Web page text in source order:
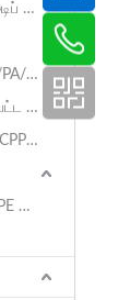
PP தட்டுகளுக்கான PET/PE மூடிப் படலம்
PP தட்டுகளுக்கான AlOx PET/PA/RCPP உயர்-தடுப்பு ரிடார்ட் ஃபிலிம்
PP தட்டுகளுக்கான பூச்சு பூசப்பட்ட BOPET மூடிப் படலம்
PP தட்டுகளுக்கான PET/PA/RCPP ரிடார்டபிள் லிடிங் ஃபிலிம்
PET/PE தட்டுகளுக்கான PET/PE மூடும் படலம்